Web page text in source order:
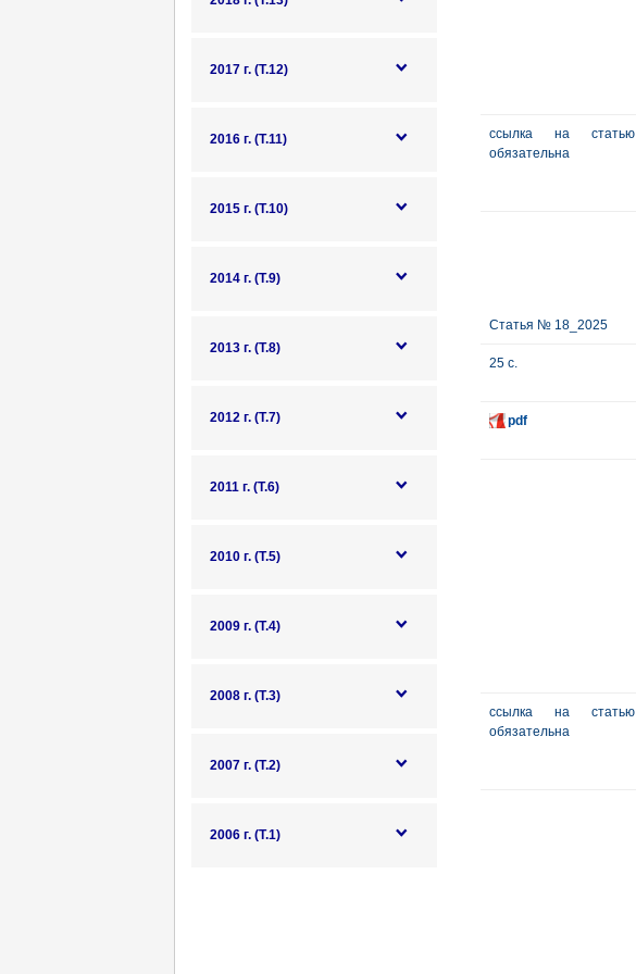
2017 г. (Т.12)
2016 г. (Т.11)
2015 г. (Т.10)
2014 г. (Т.9)
2013 г. (Т.8)
2012 г. (Т.7)
2011 г. (Т.6)
2010 г. (Т.5)
2009 г. (Т.4)
2008 г. (Т.3)
2007 г. (Т.2)
2006 г. (Т.1)
ссылка на статью
обязательна
Статья № 18_2025
25 с.
pdf
ссылка на статью
обязательна